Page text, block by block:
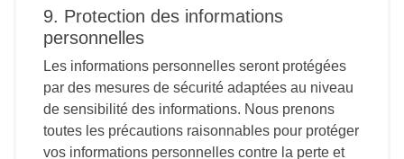
9. Protection des informations
personnelles
Les informations personnelles seront protégées
par des mesures de sécurité adaptées au niveau
de sensibilité des informations. Nous prenons
toutes les précautions raisonnables pour protéger
vos informations personnelles contre la perte et